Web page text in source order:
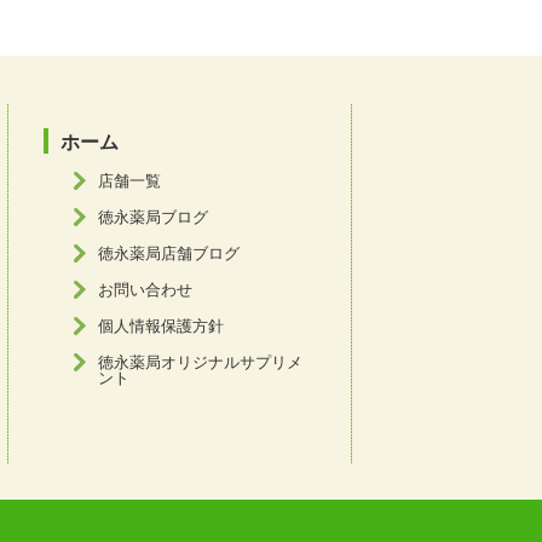
ホーム
店舗一覧
徳永薬局ブログ
徳永薬局店舗ブログ
お問い合わせ
個人情報保護方針
徳永薬局オリジナルサプリメ
ント